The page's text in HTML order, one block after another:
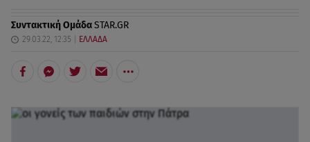
Συντακτική ΟμάδαSTAR.GR
29.03.22, 12:35 ΕΛΛΑΔΑ